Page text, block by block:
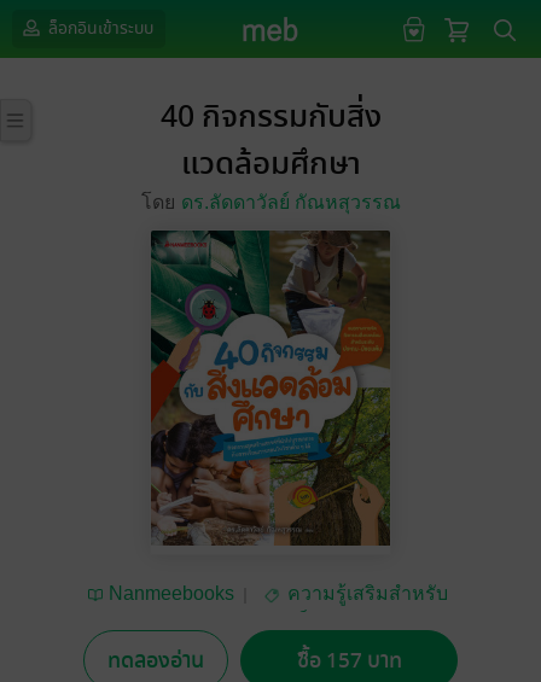
ล็อกอินเข้าระบบ
40 กิจกรรมกับสิ่ง
แวดล้อมศึกษา
โดย ดร.ลัดดาวัลย์ กัณหสุวรรณ
Nanmeebooks
ความรู้เสริมสำหรับ
ทดลองอ่าน ซื้อ 157 บาท